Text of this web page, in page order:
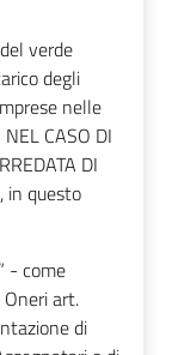
verde
degli
nelle
CASO DI
DI
in questo
- come
art.
di